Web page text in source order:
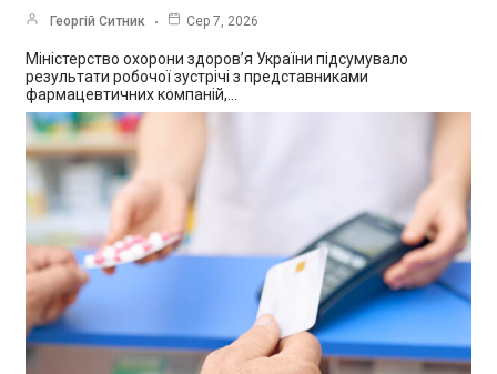
Георгій Ситник Сер 7, 2026
Міністерство охорони здоров’я України підсумувало
результати робочої зустрічі з представниками
фармацевтичних компаній,…